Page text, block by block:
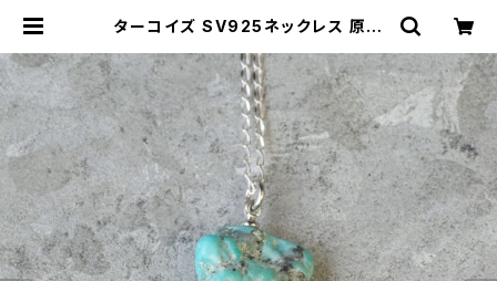
ターコイズ SV925ネックレス 原石
(No.2184) | ジオ - 鉱物・原石のハ
ンドメイド天然石アクセサリー